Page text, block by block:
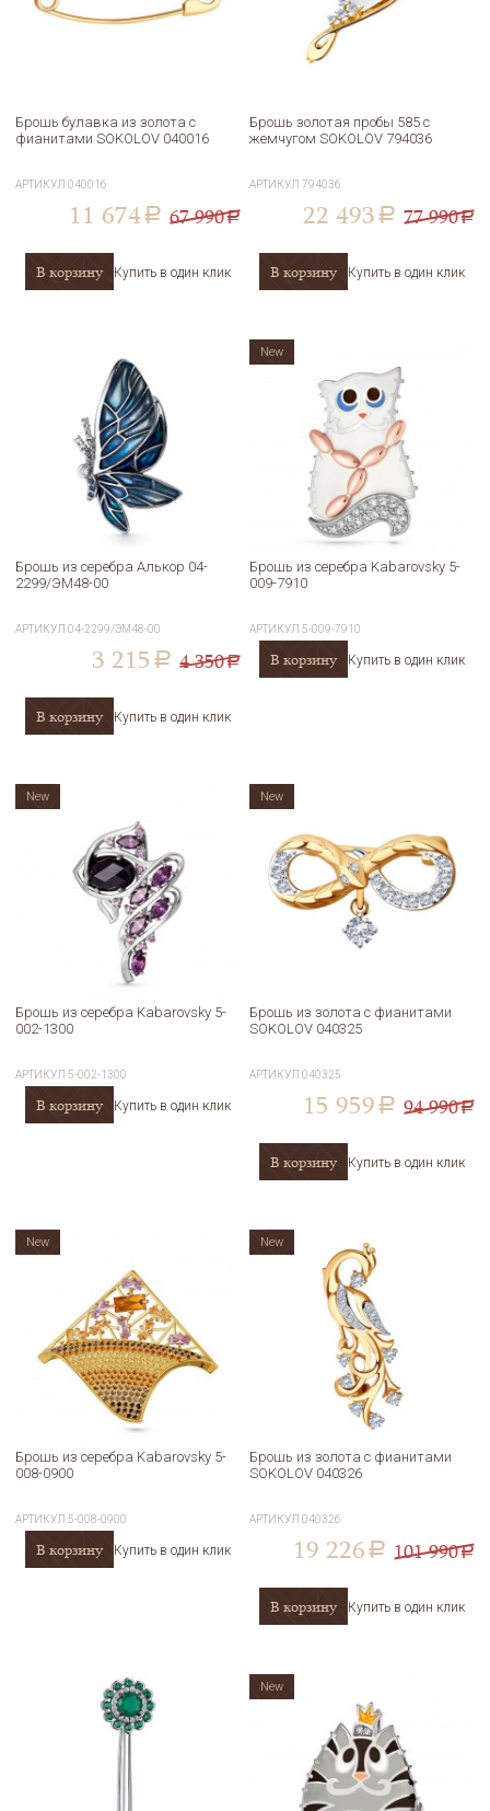
Брошь булавка из золота с
фианитами SOKOLOV 040016
АРТИКУЛ040016
11 674 a 67 990a
В корзину Купить в один клик
Брошь золотая пробы 585 с
жемчугом SOKOLOV 794036
АРТИКУЛ794036
22 493 a 77 990a
В корзину Купить в один клик
Брошь из серебра Алькор 04-
2299/ЭМ48-00
АРТИКУЛ04-2299/ЭМ48-00
3 215 a 4 350a
В корзину Купить в один клик
Брошь из серебра Kabarovsky 5-
009-7910
АРТИКУЛ5-009-7910
В корзину Купить в один клик
New
Брошь из серебра Kabarovsky 5-
002-1300
АРТИКУЛ5-002-1300
В корзину Купить в один клик
New
Брошь из золота с фианитами
SOKOLOV 040325
АРТИКУЛ040325
15 959 a 94 990a
В корзину Купить в один клик
New
Брошь из серебра Kabarovsky 5-
008-0900
АРТИКУЛ5-008-0900
В корзину Купить в один клик
New
Брошь из золота с фианитами
SOKOLOV 040326
АРТИКУЛ040326
19 226 a 101 990a
В корзину Купить в один клик
New
New